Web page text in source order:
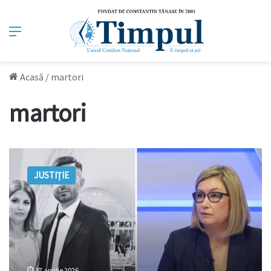
Meniu
Acasă / martori
martori
cazul
Ludmilei
Vartic,
supuși
intimidărilor
JUSTIȚIE